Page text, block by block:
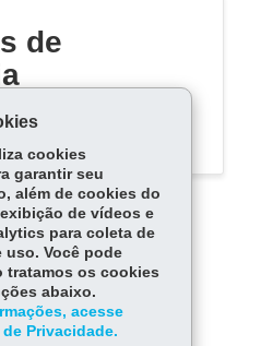
de
mais
cookies
garantir seu
além de cookies do
de vídeos e
para coleta de
Você pode
tratamos os cookies
abaixo.
acesse
Privacidade.